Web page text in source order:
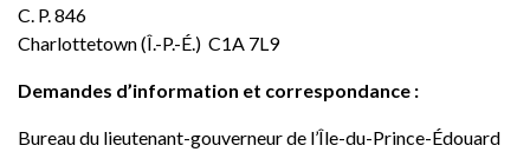
C. P. 846
Charlottetown (Î.-P.-É.) C1A 7L9
Demandes d’information et correspondance :
Bureau du lieutenant-gouverneur de l’Île-du-Prince-Édouard